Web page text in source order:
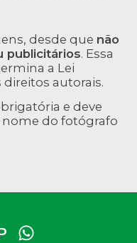
desde que não
publicitários. Essa
a Lei
direitos autorais.
e deve
nome do fotógrafo